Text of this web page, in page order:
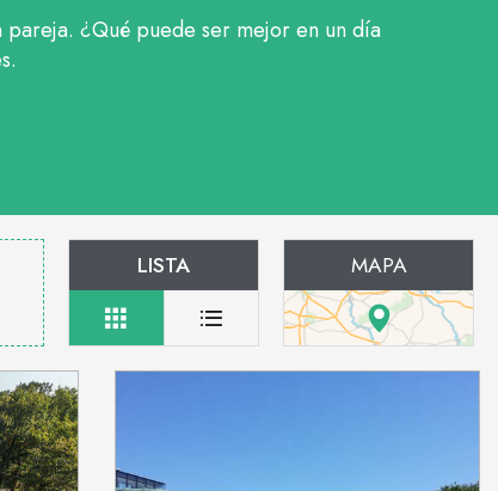
¿Qué puede ser mejor en un día
LISTA MAPA